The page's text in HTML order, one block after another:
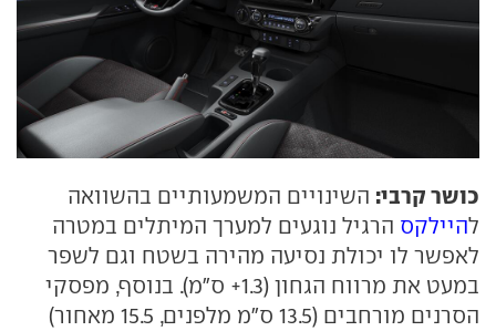
כושר קרבי: השינויים המשמעותיים בהשוואה
להיילקס הרגיל נוגעים למערך המיתלים במטרה
לאפשר לו יכולת נסיעה מהירה בשטח וגם לשפר
במעט את מרווח הגחון (1.3+ ס"מ). בנוסף, מפסקי
הסרנים מורחבים (13.5 ס"מ מלפנים, 15.5 מאחור)